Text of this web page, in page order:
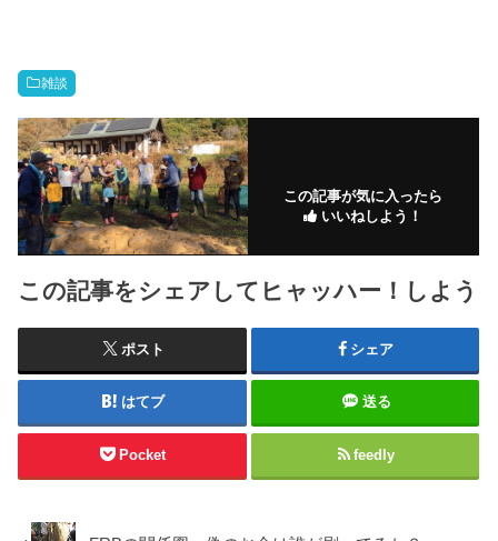
雑談
この記事が気に入ったら
いいねしよう！
この記事をシェアしてヒャッハー！しよう
ポスト シェア
はてブ 送る
Pocket feedly